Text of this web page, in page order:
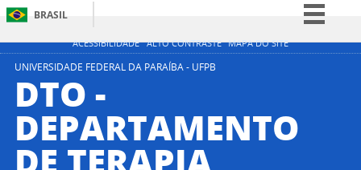
ACESSIBILIDADE ALTO CONTRASTE MAPA DO SITE
BRASIL
Simplifique!
Acesso à informação
Legislação
UNIVERSIDADE FEDERAL DA PARAÍBA - UFPB
DTO -
DEPARTAMENTO